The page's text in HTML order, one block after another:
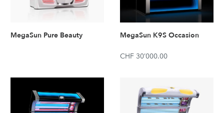
MegaSun Pure Beauty MegaSun K9S Occasion
CHF 30’000.00